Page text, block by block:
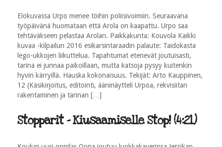
Elokuvassa Urpo menee töihin poliisivoimiin. Seuraavana
työpäivänä huomataan että Arola on kaapattu. Urpo saa
tehtäväkseen pelastaa Arolan. Paikkakunta: Kouvola Kaikki
kuvaa -kilpailun 2016 esikarsintaraadin palaute: Taidokasta
lego-ukkojen liikuttelua. Tapahtumat etenevät joutuisasti,
tarina ei junnaa paikoillaan, mutta katsoja pysyy kuitenkin
hyvin kärryillä. Hauska kokonaisuus. Tekijät: Arto Kauppinen,
12 (Käsikirjoitus, editointi, ääninäytteli Urpoa, rekvisiitan
rakentaminen ja tarinan […]
Stopparit - Kiusaamiselle Stop! (4:21)